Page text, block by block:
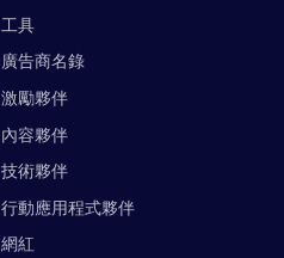
工具
廣告商名錄
激勵夥伴
內容夥伴
技術夥伴
行動應用程式夥伴
網紅